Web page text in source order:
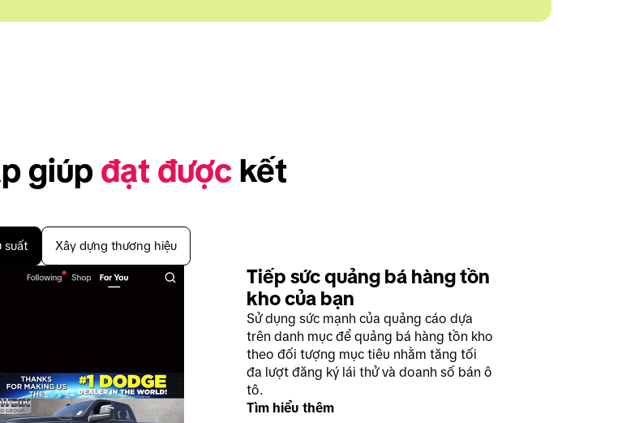
giúp đạt được kết
suất Xây dựng thương hiệu
Tiếp sức quảng bá hàng tồn
kho của bạn
Sử dụng sức mạnh của quảng cáo dựa
trên danh mục để quảng bá hàng tồn kho
theo đối tượng mục tiêu nhằm tăng tối
đa lượt đăng ký lái thử và doanh số bán ô
tô.
Tìm hiểu thêm